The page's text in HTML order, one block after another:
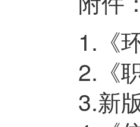
1.《
2.《
3.新